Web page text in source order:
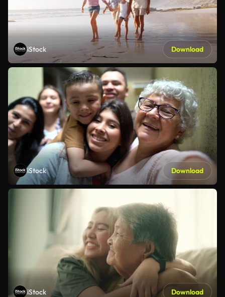
iStock Download
iStock Download
iStock Download